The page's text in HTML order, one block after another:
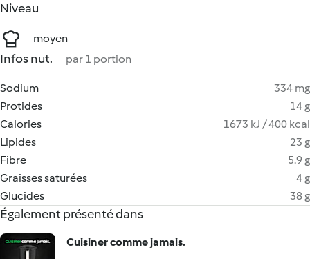
Niveau
moyen
Infos nut. par 1 portion
Sodium
334 mg
Protides
14 g
Calories
1673 kJ / 400 kcal
Lipides
23 g
Fibre
5.9 g
Graisses saturées
4 g
Glucides
38 g
Également présenté dans
Cuisiner comme jamais.